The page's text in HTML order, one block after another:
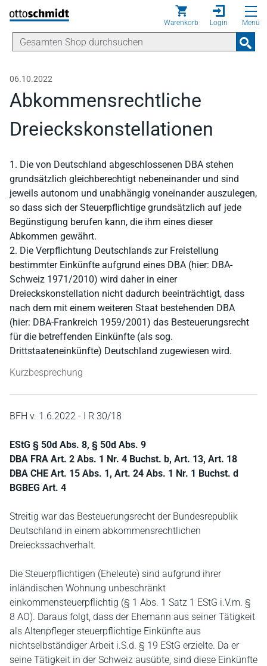
Direkt zum Inhalt
Warenkorb Login Menü
06.10.2022
Abkommensrechtliche
Dreieckskonstellationen
1. Die von Deutschland abgeschlossenen DBA stehen
grundsätzlich gleichberechtigt nebeneinander und sind
jeweils autonom und unabhängig voneinander auszulegen,
so dass sich der Steuerpflichtige grundsätzlich auf jede
Begünstigung berufen kann, die ihm eines dieser
Abkommen gewährt.
2. Die Verpflichtung Deutschlands zur Freistellung
bestimmter Einkünfte aufgrund eines DBA (hier: DBA-
Schweiz 1971/2010) wird daher in einer
Dreieckskonstellation nicht dadurch beeinträchtigt, dass
nach dem mit einem weiteren Staat bestehenden DBA
(hier: DBA-Frankreich 1959/2001) das Besteuerungsrecht
für die betreffenden Einkünfte (als sog.
Drittstaateneinkünfte) Deutschland zugewiesen wird.
Kurzbesprechung
BFH v. 1.6.2022 - I R 30/18
EStG § 50d Abs. 8, § 50d Abs. 9
DBA FRA Art. 2 Abs. 1 Nr. 4 Buchst. b, Art. 13, Art. 18
DBA CHE Art. 15 Abs. 1, Art. 24 Abs. 1 Nr. 1 Buchst. d
BGBEG Art. 4
Streitig war das Besteuerungsrecht der Bundesrepublik
Deutschland in einem abkommensrechtlichen
Dreieckssachverhalt.
Die Steuerpflichtigen (Eheleute) sind aufgrund ihrer
inländischen Wohnung unbeschränkt
einkommensteuerpflichtig (§ 1 Abs. 1 Satz 1 EStG i.V.m. §
8 AO). Daraus folgt, dass der Ehemann aus seiner Tätigkeit
als Altenpfleger steuerpflichtige Einkünfte aus
nichtselbständiger Arbeit i.S.d. § 19 EStG erzielte. Da er
seine Tätigkeit in der Schweiz ausübte, sind diese Einkünfte